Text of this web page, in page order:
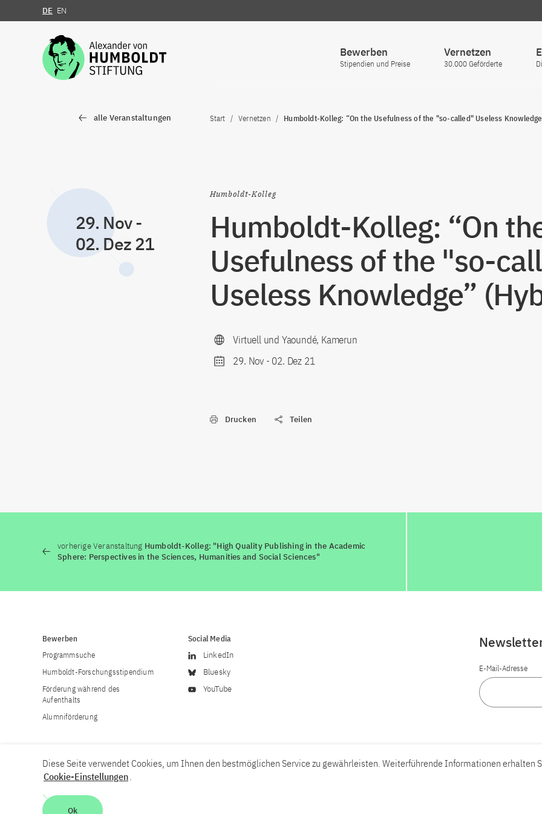
Zum Inhalt springen
DE EN
Bewerben
Stipendien und Preise
Vernetzen
30.000 Geförderte
alle Veranstaltungen Start Vernetzen Humboldt-Kolleg: “On the Usefulness of the "so-called" Useless
29. Nov-
02. Dez 21
Humboldt-Kolleg
Humboldt-Kolleg: “On
Usefulness of the "so-
Useless Knowledge”
Virtuell und Yaoundé, Kamerun
29. Nov- 02. Dez 21
Drucken Teilen
vorherige Veranstaltung Humboldt-Kolleg: "High Quality Publishing in the Academic
Sphere: Perspectives in the Sciences, Humanities and Social Sciences"
Bewerben
Programmsuche
Humboldt-Forschungsstipendium
Förderung während des
Aufenthalts
Alumniförderung
Social Media
LinkedIn
Bluesky
YouTube
E-Mail-Adresse
Diese Seite verwendet Cookies, um Ihnen den bestmöglichen Service zu gewährleisten. Weiterführende Informationen erhalten
Cookie-Einstellungen.
Ok